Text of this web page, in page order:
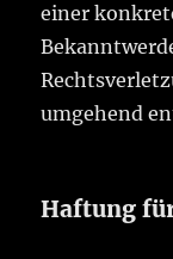
einer
umgehend
Haftung